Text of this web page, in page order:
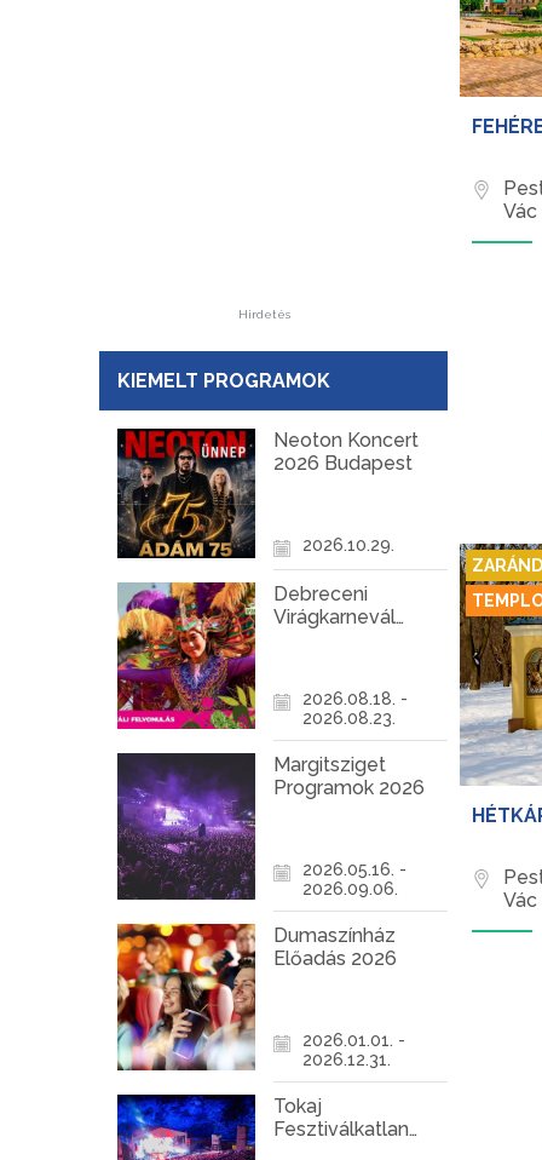
Hirdetés
KIEMELT PROGRAMOK
Neoton Koncert
2026 Budapest
2026.10.29.
Debreceni
Virágkarnevál
2026.08.18. -
2026.08.23.
Margitsziget
Programok 2026
2026.05.16. -
2026.09.06.
Dumaszínház
Előadás 2026
2026.01.01. -
2026.12.31.
Tokaj
Fesztiválkatlan
Vác
Vác